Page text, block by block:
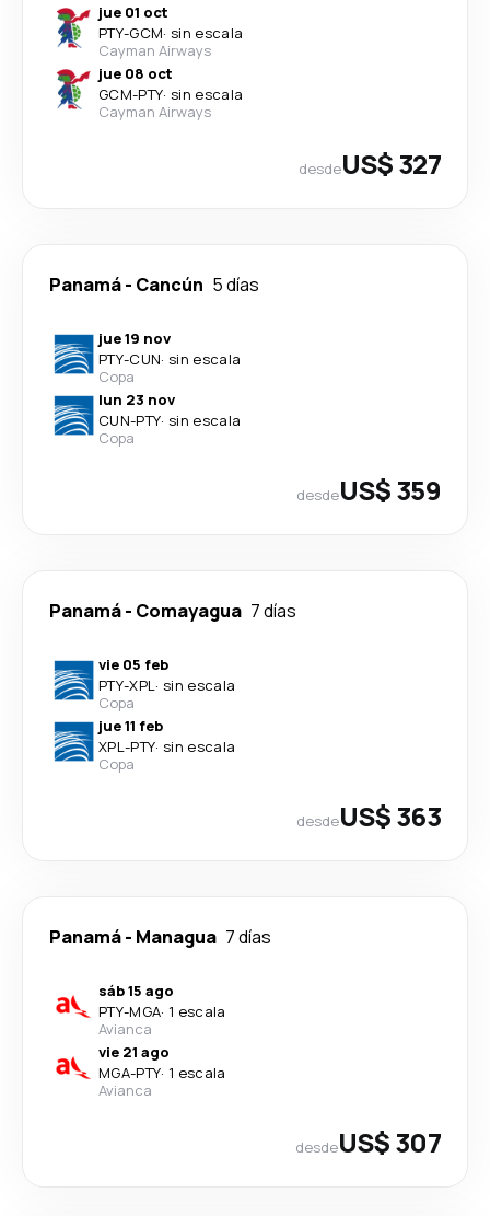
jue 01 oct
PTY-GCM· sin escala
Cayman Airways
jue 08 oct
GCM-PTY· sin escala
Cayman Airways
desdeUS$ 327
Panamá- Cancún 5 días
jue 19 nov
PTY-CUN· sin escala
Copa
lun 23 nov
CUN-PTY· sin escala
Copa
desdeUS$ 359
Panamá- Comayagua 7 días
vie 05 feb
PTY-XPL· sin escala
Copa
jue 11 feb
XPL-PTY· sin escala
Copa
desdeUS$ 363
Panamá- Managua 7 días
sáb 15 ago
PTY-MGA· 1 escala
Avianca
vie 21 ago
MGA-PTY· 1 escala
Avianca
desdeUS$ 307